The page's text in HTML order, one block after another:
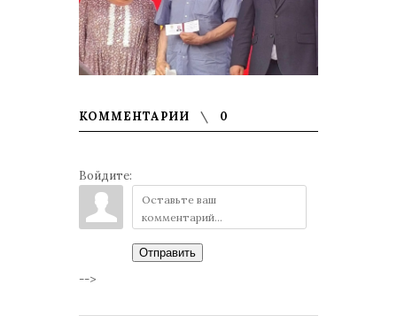
КОММЕНТАРИИ 0
Войдите:
Отправить
-->